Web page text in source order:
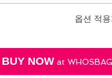
옵션 적
BUY NOW at